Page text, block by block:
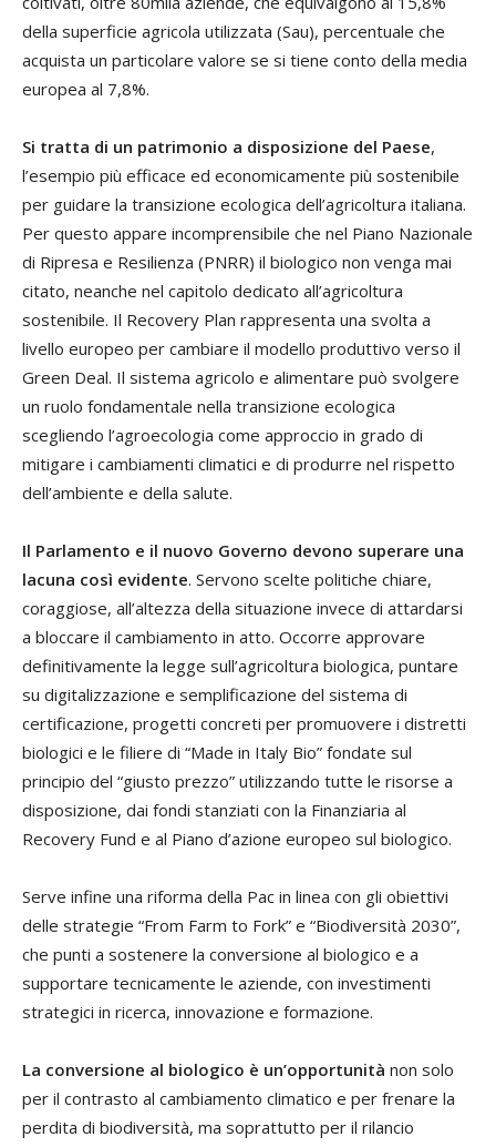
della superficie agricola utilizzata (Sau), percentuale che
acquista un particolare valore se si tiene conto della media
europea al 7,8%.
Si tratta di un patrimonio a disposizione del Paese,
l’esempio più efficace ed economicamente più sostenibile
per guidare la transizione ecologica dell’agricoltura italiana.
Per questo appare incomprensibile che nel Piano Nazionale
di Ripresa e Resilienza (PNRR) il biologico non venga mai
citato, neanche nel capitolo dedicato all’agricoltura
sostenibile. Il Recovery Plan rappresenta una svolta a
livello europeo per cambiare il modello produttivo verso il
Green Deal. Il sistema agricolo e alimentare può svolgere
un ruolo fondamentale nella transizione ecologica
scegliendo l’agroecologia come approccio in grado di
mitigare i cambiamenti climatici e di produrre nel rispetto
dell’ambiente e della salute.
Il Parlamento e il nuovo Governo devono superare una
lacuna così evidente. Servono scelte politiche chiare,
coraggiose, all’altezza della situazione invece di attardarsi
a bloccare il cambiamento in atto. Occorre approvare
definitivamente la legge sull’agricoltura biologica, puntare
su digitalizzazione e semplificazione del sistema di
certificazione, progetti concreti per promuovere i distretti
biologici e le filiere di “Made in Italy Bio” fondate sul
principio del “giusto prezzo” utilizzando tutte le risorse a
disposizione, dai fondi stanziati con la Finanziaria al
Recovery Fund e al Piano d’azione europeo sul biologico.
Serve infine una riforma della Pac in linea con gli obiettivi
delle strategie “From Farm to Fork” e “Biodiversità 2030”,
che punti a sostenere la conversione al biologico e a
supportare tecnicamente le aziende, con investimenti
strategici in ricerca, innovazione e formazione.
La conversione al biologico è un’opportunità non solo
per il contrasto al cambiamento climatico e per frenare la
perdita di biodiversità, ma soprattutto per il rilancio